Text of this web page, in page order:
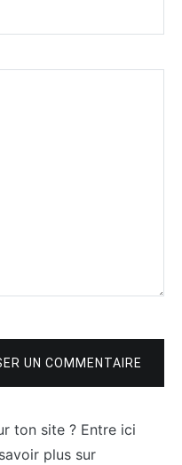
UN COMMENTAIRE
ton site ? Entre ici
plus sur